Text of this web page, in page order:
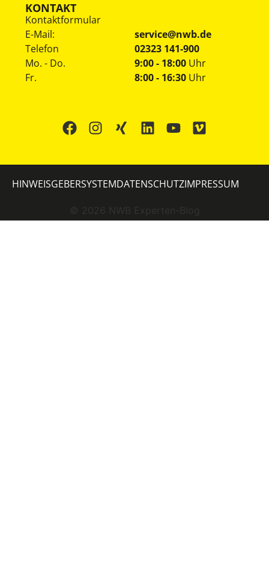
KONTAKT
Kontaktformular
E-Mail:
service@nwb.de
Telefon
02323 141-900
Mo. - Do.
Fr.
9:00 - 18:00 Uhr
8:00 - 16:30 Uhr
© 2026 NWB Experten-Blog
HINWEISGEBERSYSTEMDATENSCHUTZIMPRESSUM